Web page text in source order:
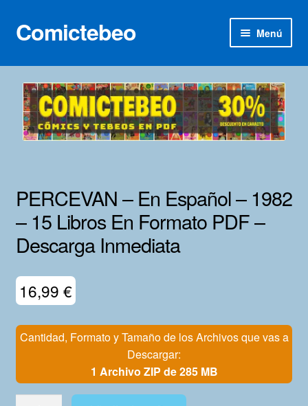
Ir
a
Ir
al
Comictebeo Menú
Inicio
Categorías
Franco-Belga
Lotes 100
Adultos
Porno 3D
PERCEVAN – En Español – 1982
– 15 Libros En Formato PDF –
Descarga Inmediata
16,99 €
Cantidad, Formato y Tamaño de los Archivos que vas a
Descargar:
1 Archivo ZIP de 285 MB
PERCEVAN